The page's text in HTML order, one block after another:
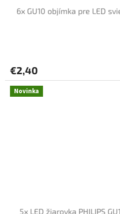
6x GU10 objímka pre LED
€2,40
Novinka
5x LED žiarovka PHILIPS